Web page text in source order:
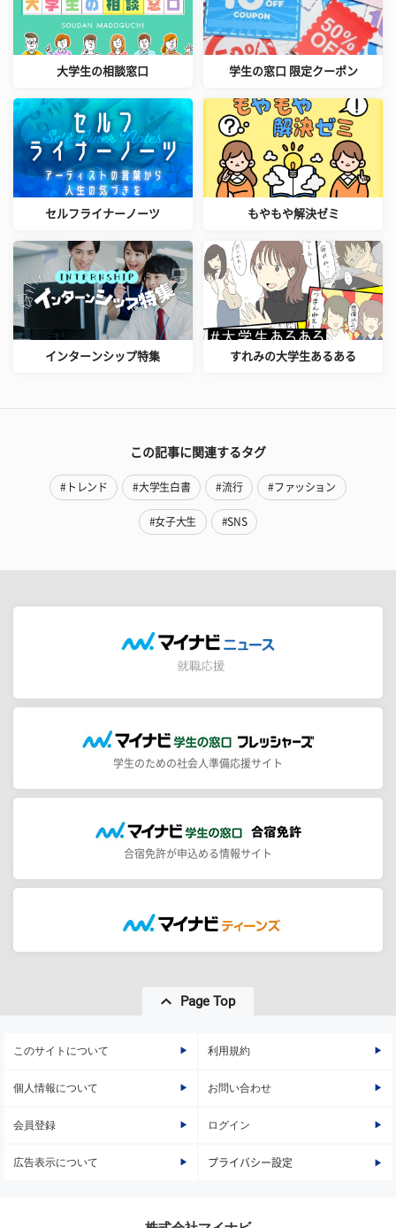
大学生の相談窓口 学生の窓口 限定クーポン
セルフライナーノーツ もやもや解決ゼミ
インターンシップ特集 すれみの大学生あるある
この記事に関連するタグ
#トレンド #大学生白書 #流行 #ファッション
#女子大生 #SNS
学生のための社会人準備応援サイト
合宿免許が申込める情報サイト
Page Top
このサイトについて 利用規約
個人情報について お問い合わせ
会員登録 ログイン
広告表示について プライバシー設定